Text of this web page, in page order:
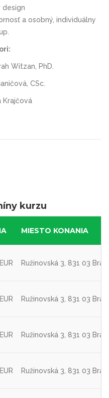
a osobný, individuálny
Witzan, PhD.
CSc.
Krajčová
kurzu
MIESTO KONANIA
Ružinovská 3, 831 03
Ružinovská 3, 831 03
Ružinovská 3, 831 03
Ružinovská 3, 831 03